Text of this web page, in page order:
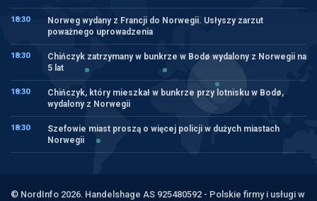
18:30
Norweg wydany z Francji do Norwegii. Usłyszy zarzut
poważnego uprowadzenia
18:30
Chińczyk zatrzymany w bunkrze w Bodø wydalony z Norwegii na
5 lat
18:30
Chińczyk, który mieszkał w bunkrze przy lotnisku w Bodø,
wydalony z Norwegii
18:30
Szefowie miast proszą o więcej policji w dużych miastach
Norwegii
© NordInfo 2026. Handelshage AS 925480592 - Polskie firmy i usługi w